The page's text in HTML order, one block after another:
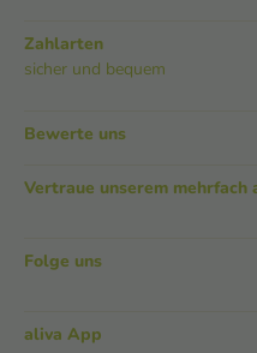
Zahlarten
sicher und bequem
Bewerte uns
Vertraue unserem mehrfach
Folge uns
aliva App